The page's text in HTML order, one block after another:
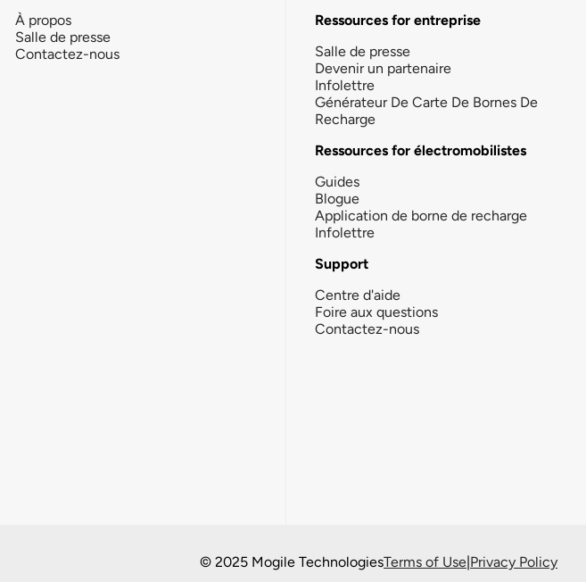
À propos
Salle de presse
Contactez-nous
Ressources for entreprise
Salle de presse
Devenir un partenaire
Infolettre
Générateur De Carte De Bornes De
Recharge
Ressources for électromobilistes
Guides
Blogue
Application de borne de recharge
Infolettre
Support
Centre d'aide
Foire aux questions
Contactez-nous
© 2025 Mogile TechnologiesTerms of Use|Privacy Policy